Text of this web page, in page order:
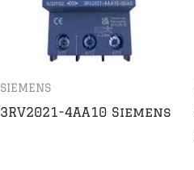
SIEMENS
3RV2021-4AA10 Siemens